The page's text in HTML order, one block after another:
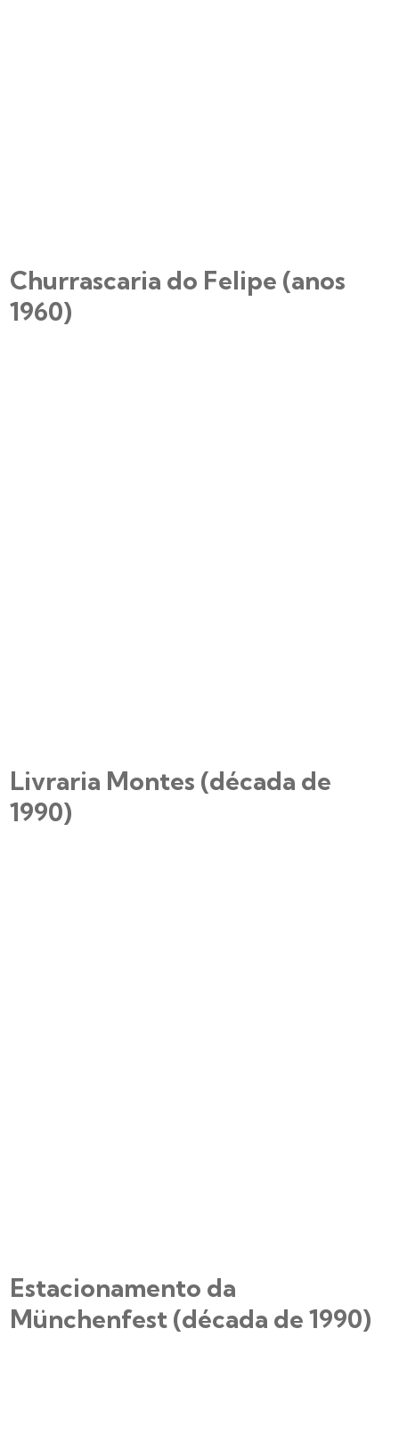
Churrascaria do Felipe (anos
1960)
Livraria Montes (década de
1990)
Estacionamento da
Münchenfest (década de 1990)